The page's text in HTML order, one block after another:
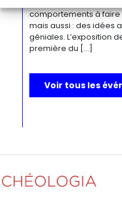
comportements à faire
mais aussi : des idées
géniales. L’exposition
première du […]
Voir tous les